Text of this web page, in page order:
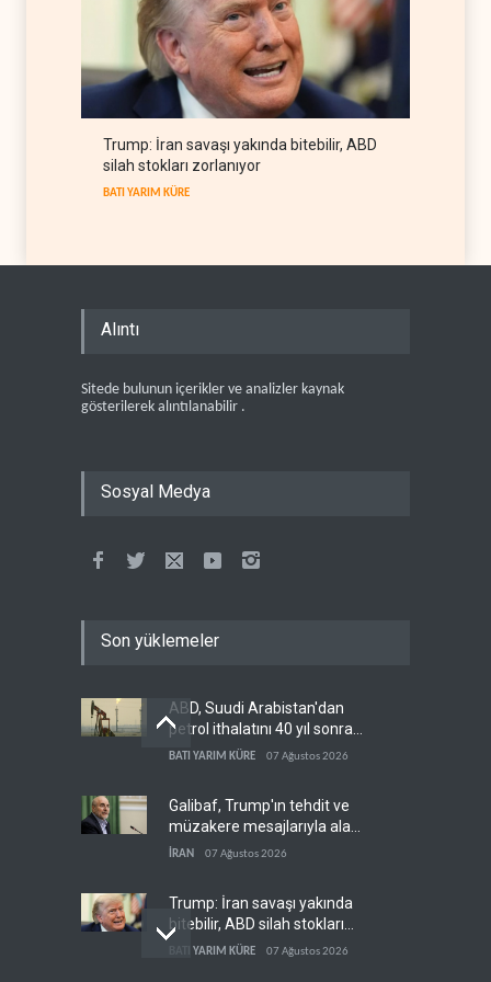
Trump: İran savaşı yakında bitebilir, ABD
silah stokları zorlanıyor
BATI YARIM KÜRE
Alıntı
Sitede bulunun içerikler ve analizler kaynak
gösterilerek alıntılanabilir .
Sosyal Medya
Son yüklemeler
ABD, Suudi Arabistan'dan
petrol ithalatını 40 yıl sonra
ilk kez durdurdu
BATI YARIM KÜRE 07 Ağustos 2026
Galibaf, Trump'ın tehdit ve
müzakere mesajlarıyla alay
etti
İRAN 07 Ağustos 2026
Trump: İran savaşı yakında
bitebilir, ABD silah stokları
zorlanıyor
BATI YARIM KÜRE 07 Ağustos 2026